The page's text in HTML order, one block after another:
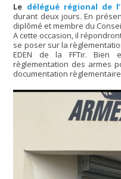
Le délégué régional de
durant deux jours. En
diplômé et membre du
A cette occasion, il
se poser sur la
EDEN de la FFTir. Bien
règlementation des armes
documentation